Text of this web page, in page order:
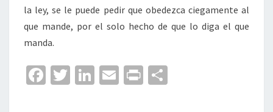
la ley, se le puede pedir que obedezca ciegamente al
que mande, por el solo hecho de que lo diga el que
manda.
Fa T
Li
E
Pr